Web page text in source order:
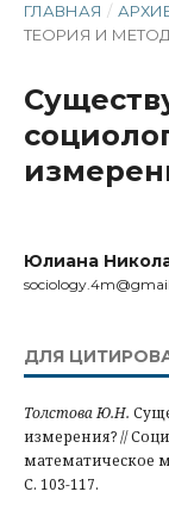
ГЛАВНАЯ /
ТЕОРИЯ И
Юлиана
ДЛЯ
Толстова Ю.Н.
измерения? //
математическое
С. 103-117.